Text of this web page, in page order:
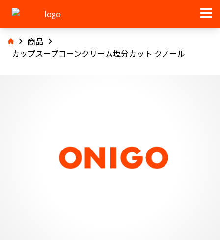
商品
カップスープコーンクリーム塩分カット クノール